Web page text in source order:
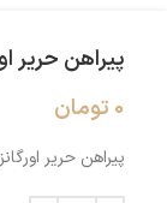
پیراهن حریر
0 تومان
پیراهن حریر اورگانزا